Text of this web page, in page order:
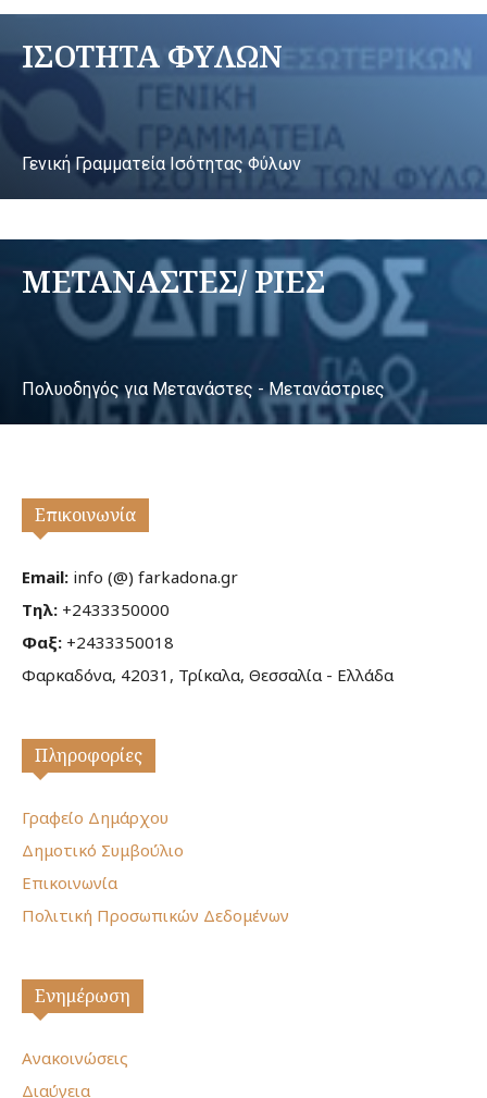
ΙΣΟΤΗΤΑ ΦΥΛΩΝ
Γενική Γραμματεία Ισότητας Φύλων
ΜΕΤΑΝΑΣΤΕΣ/ ΡΙΕΣ
Πολυοδηγός για Μετανάστες - Μετανάστριες
Επικοινωνία
Email: info (@) farkadona.gr
Τηλ: +2433350000
Φαξ: +2433350018
Φαρκαδόνα, 42031, Τρίκαλα, Θεσσαλία - Ελλάδα
Πληροφορίες
Γραφείο Δημάρχου
Δημοτικό Συμβούλιο
Επικοινωνία
Πολιτική Προσωπικών Δεδομένων
Ενημέρωση
Ανακοινώσεις
Διαύγεια